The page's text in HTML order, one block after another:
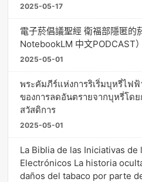
2025-05-17
電子菸倡議聖經 衛福部隱匿的
NotebookLM 中文PODCAST）
2025-05-01
พระคัมภีร์แห่งการริเริ่มบุหรี่ไฟ
ของการลดอันตรายจากบุหรี่โด
สวัสดิการ
2025-05-01
La Biblia de las Iniciativas
Electrónicos La historia
daños del tabaco por parte